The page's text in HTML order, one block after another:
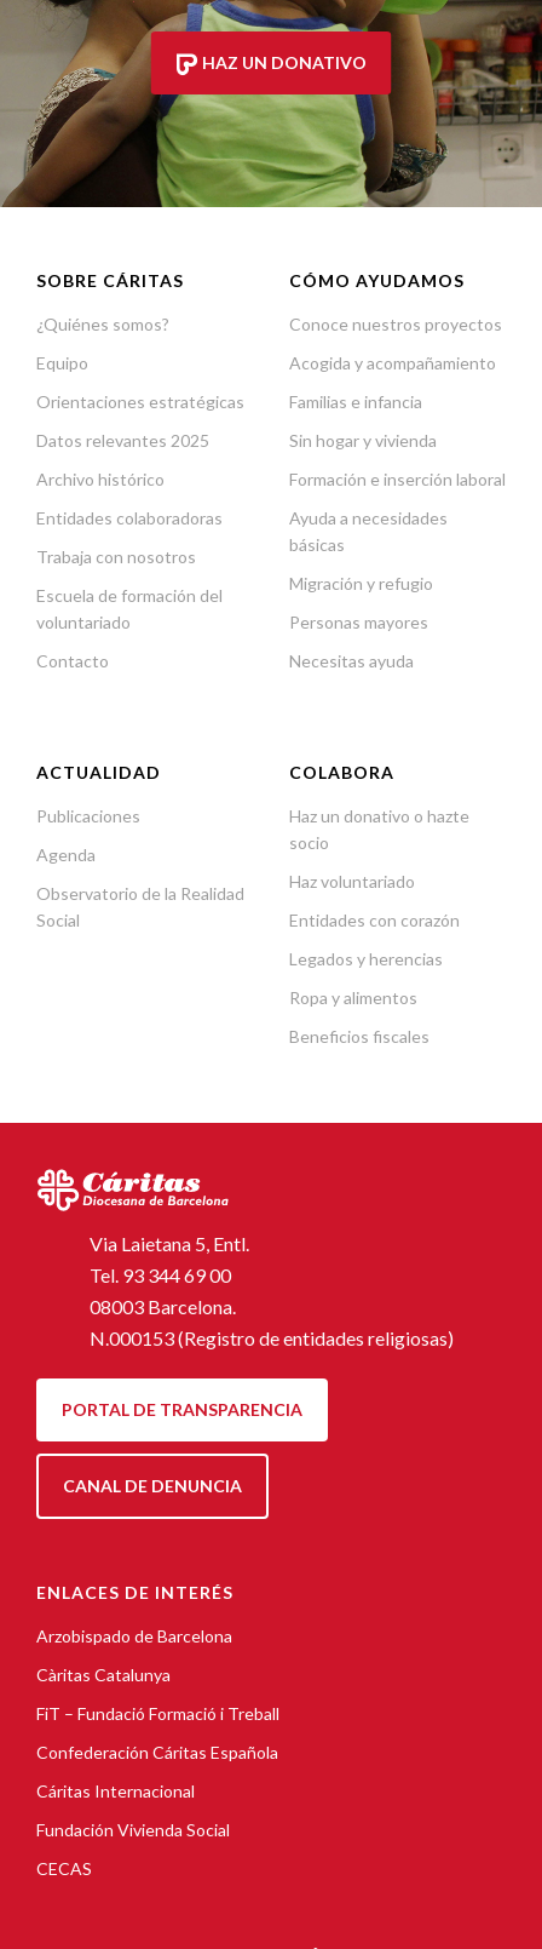
HAZ UN DONATIVO
SOBRE CÁRITAS
¿Quiénes somos?
Equipo
Orientaciones estratégicas
Datos relevantes 2025
Archivo histórico
Entidades colaboradoras
Trabaja con nosotros
Escuela de formación del
voluntariado
Contacto
CÓMO AYUDAMOS
Conoce nuestros proyectos
Acogida y acompañamiento
Familias e infancia
Sin hogar y vivienda
Formación e inserción laboral
Ayuda a necesidades
básicas
Migración y refugio
Personas mayores
Necesitas ayuda
ACTUALIDAD
Publicaciones
Agenda
Observatorio de la Realidad
Social
COLABORA
Haz un donativo o hazte
socio
Haz voluntariado
Entidades con corazón
Legados y herencias
Ropa y alimentos
Beneficios fiscales
Via Laietana 5, Entl.
Tel. 93 344 69 00
08003 Barcelona.
N.000153 (Registro de entidades religiosas)
PORTAL DE TRANSPARENCIA
CANAL DE DENUNCIA
ENLACES DE INTERÉS
Arzobispado de Barcelona
Càritas Catalunya
FiT – Fundació Formació i Treball
Confederación Cáritas Española
Cáritas Internacional
Fundación Vivienda Social
CECAS